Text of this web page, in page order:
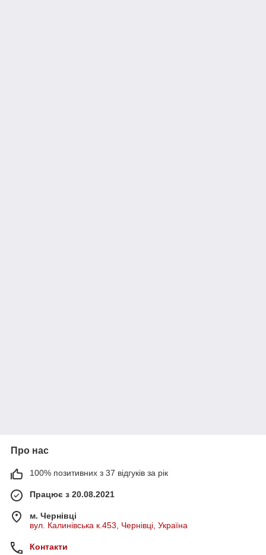
Про нас
100% позитивних з 37 відгуків за рік
Працює з 20.08.2021
м. Чернівці
вул. Калинівська к.453, Чернівці, Україна
Контакти